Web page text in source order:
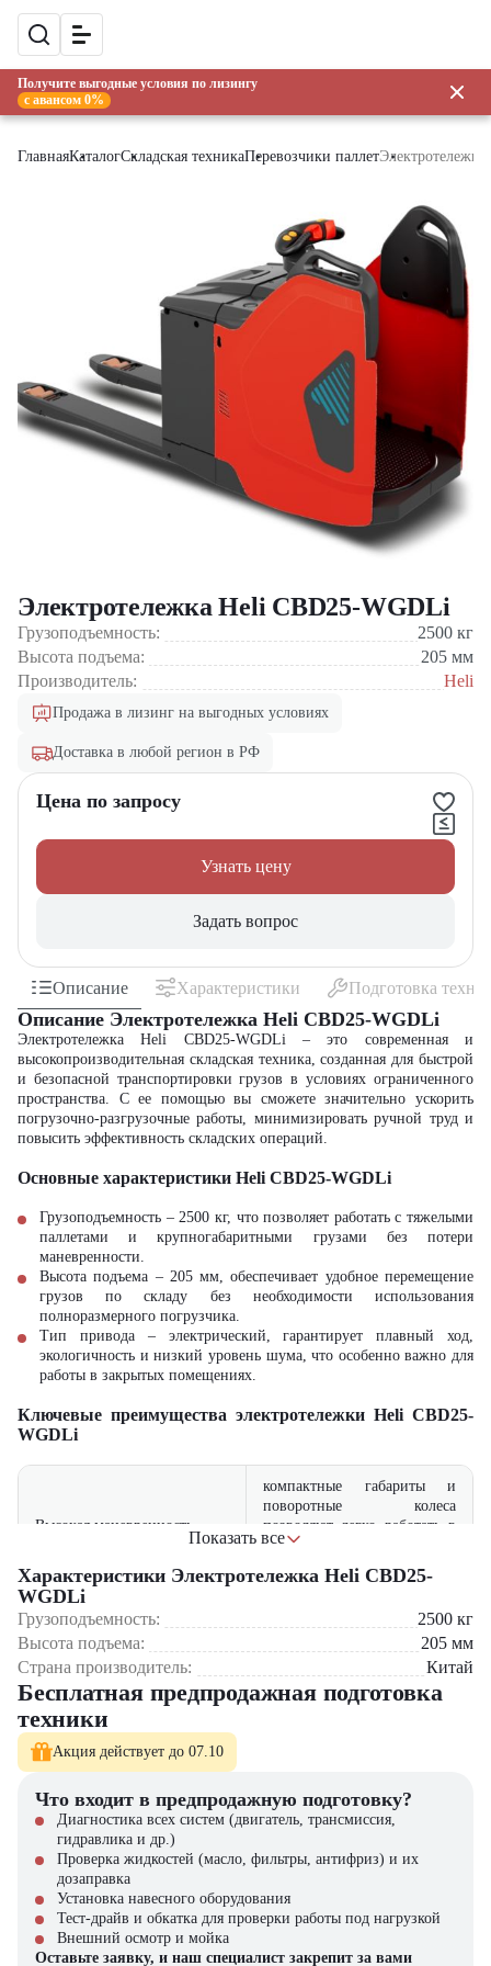
Получите выгодные условия по лизингу
с авансом 0%
ГлавнаяКаталогСкладская техникаПеревозчики паллет
Электротележка Heli CBD25-WGDLi
Грузоподъемность: 2500 кг
Высота подъема:
205 мм
Производитель:
Heli
Продажа в лизинг на выгодных условиях
Доставка в любой регион в РФ
Цена по запросу
Узнать цену
Задать вопрос
Описание Характеристики Подготовка
Описание Электротележка Heli CBD25-WGDLi
Электротележка Heli CBD25-WGDLi – это современная и
высокопроизводительная складская техника, созданная для быстрой
и безопасной транспортировки грузов в условиях ограниченного
пространства. С ее помощью вы сможете значительно ускорить
погрузочно-разгрузочные работы, минимизировать ручной труд и
повысить эффективность складских операций.
Основные характеристики Heli CBD25-WGDLi
Грузоподъемность – 2500 кг, что позволяет работать с тяжелыми
паллетами и крупногабаритными грузами без потери
маневренности.
Высота подъема – 205 мм, обеспечивает удобное перемещение
грузов по складу без необходимости использования
полноразмерного погрузчика.
Тип привода – электрический, гарантирует плавный ход,
экологичность и низкий уровень шума, что особенно важно для
работы в закрытых помещениях.
Ключевые преимущества электротележки Heli CBD25-
WGDLi
Высокая маневренность
компактные габариты и
поворотные колеса
позволяют легко работать в
узких проходах и на
стесненных площадях
Надежность и долговечность
конструкция и качественные
комплектующие
обеспечивают длительный
срок службы даже при
интенсивной эксплуатации
сравнению с дизельными
аналогами
Безопасность
система плавного
торможения и устойчивая
опрокидывание и
повреждение грузов
Показать все
Характеристики Электротележка Heli CBD25-
WGDLi
Грузоподъемность: 2500 кг
Высота подъема:
205 мм
Страна производитель:
Китай
Бесплатная предпродажная подготовка
техники
Акция действует до 07.10
Что входит в предпродажную подготовку?
Диагностика всех систем (двигатель, трансмиссия,
гидравлика и др.)
Проверка жидкостей (масло, фильтры, антифриз) и их
дозаправка
Установка навесного оборудования
Тест-драйв и обкатка для проверки работы под нагрузкой
Внешний осмотр и мойка
Оставьте заявку, и наш специалист закрепит за вами